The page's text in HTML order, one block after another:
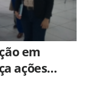
em
ações